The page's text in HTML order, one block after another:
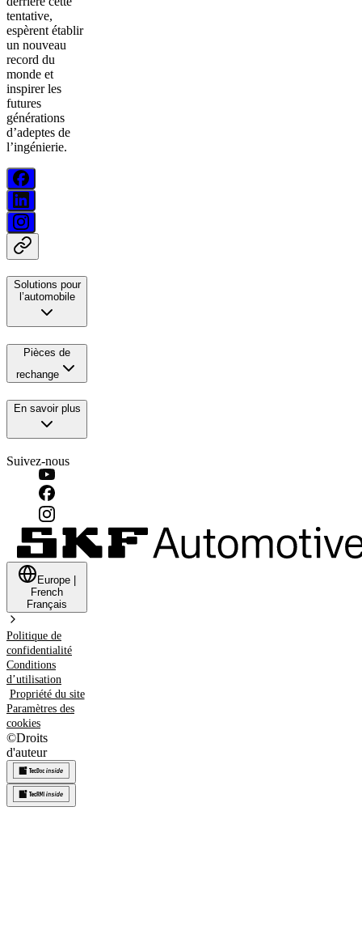
tentative,
espèrent établir
un nouveau
record du
monde et
inspirer les
futures
générations
d’adeptes de
l’ingénierie.
Solutions pour
l’automobile
Pièces de
rechange
En savoir plus
Suivez-nous
Europe |
French
Français
Politique de
confidentialité
Conditions
d’utilisation
Propriété du site
Paramètres des
cookies
©Droits
d'auteur